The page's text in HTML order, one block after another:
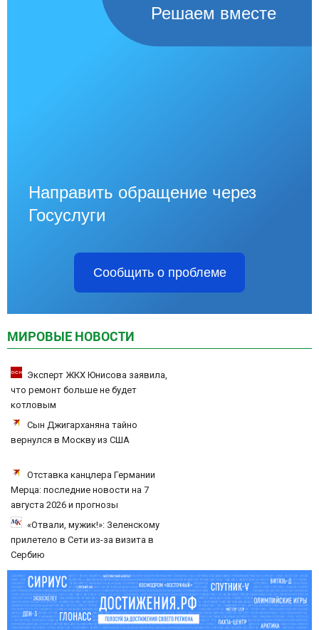
Решаем вместе
Направить обращение через
Госуслуги
Сообщить о проблеме
МИРОВЫЕ НОВОСТИ
Эксперт ЖКХ Юнисова заявила,
что ремонт больше не будет
котловым
Сын Джигарханяна тайно
вернулся в Москву из США
Отставка канцлера Германии
Мерца: последние новости на 7
августа 2026 и прогнозы
«Отвали, мужик!»: Зеленскому
прилетело в Сети из-за визита в
Сербию